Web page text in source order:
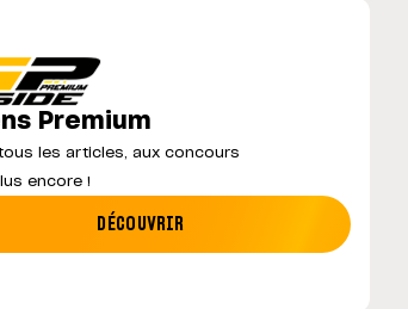
MotoGP : les cinq constructeurs signent un
Premium
les articles, aux concours
encore !
DÉCOUVRIR